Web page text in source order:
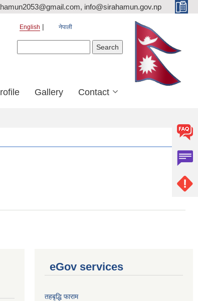
info@sirahamun.gov.np
English नेपाली
Gallery Contact
eGov services
तहबृद्धि फाराम